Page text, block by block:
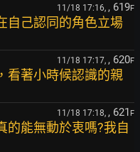
11/18 17:16, , 619F
自己認同的角色立場
11/18 17:17, , 620F
看著小時候認識的親
11/18 17:18, , 621 F
的能無動於衷嗎?我自